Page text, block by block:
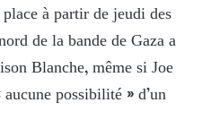
à partir de jeudi des
de la bande de Gaza a
Blanche, même si Joe
possibilité » d’un